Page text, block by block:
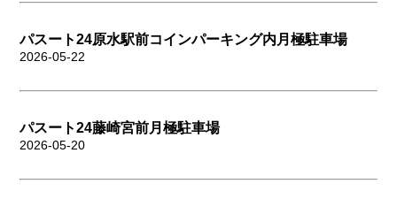
パスート24原水駅前コインパーキング内月極駐車場
2026-05-22
パスート24藤崎宮前月極駐車場
2026-05-20